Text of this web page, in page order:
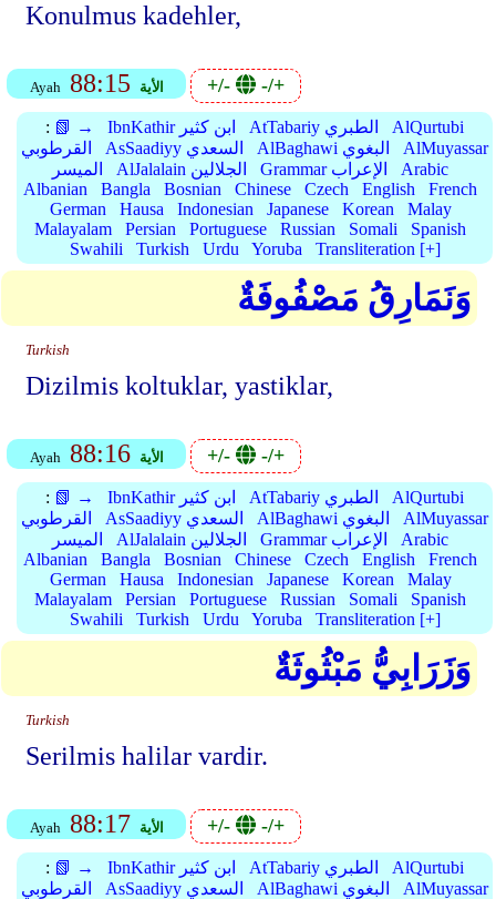
Konulmus kadehler,
Ayah 88:15 الأية +/- -/+
: 📗 → IbnKathir ابن كثير AtTabariy الطبري
AlQurtubi
القرطوبي
AsSaadiyy السعدي AlBaghawi البغوي
AlMuyassar
الميسر
AlJalalain الجلالين Grammar الإعراب
Arabic
Albanian
Bangla Bosnian Chinese Czech English
French
German
Hausa Indonesian Japanese Korean
Malay
Malayalam
Persian Portuguese Russian Somali
Spanish
Swahili
Turkish Urdu Yoruba Transliteration [+]
وَنَمَارِقُ مَصْفُوفَةٌ
Turkish
Dizilmis koltuklar, yastiklar,
Ayah 88:16 الأية +/- -/+
: 📗 → IbnKathir ابن كثير AtTabariy الطبري
AlQurtubi
القرطوبي
AsSaadiyy السعدي AlBaghawi البغوي
AlMuyassar
الميسر
AlJalalain الجلالين Grammar الإعراب
Arabic
Albanian
Bangla Bosnian Chinese Czech English
French
German
Hausa Indonesian Japanese Korean
Malay
Malayalam
Persian Portuguese Russian Somali
Spanish
Swahili
Turkish Urdu Yoruba Transliteration [+]
وَزَرَابِيُّ مَبْثُوثَةٌ
Turkish
Serilmis halilar vardir.
Ayah 88:17 الأية +/- -/+
: 📗 → IbnKathir ابن كثير AtTabariy الطبري
AlQurtubi
القرطوبي
AsSaadiyy السعدي AlBaghawi البغوي
AlMuyassar